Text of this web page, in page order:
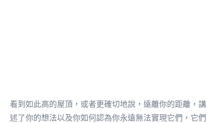
看到如此高的屋頂，或者更確切地說，遠離你的距離，講
述了你的想法以及你如何認為你永遠無法實現它們，它們